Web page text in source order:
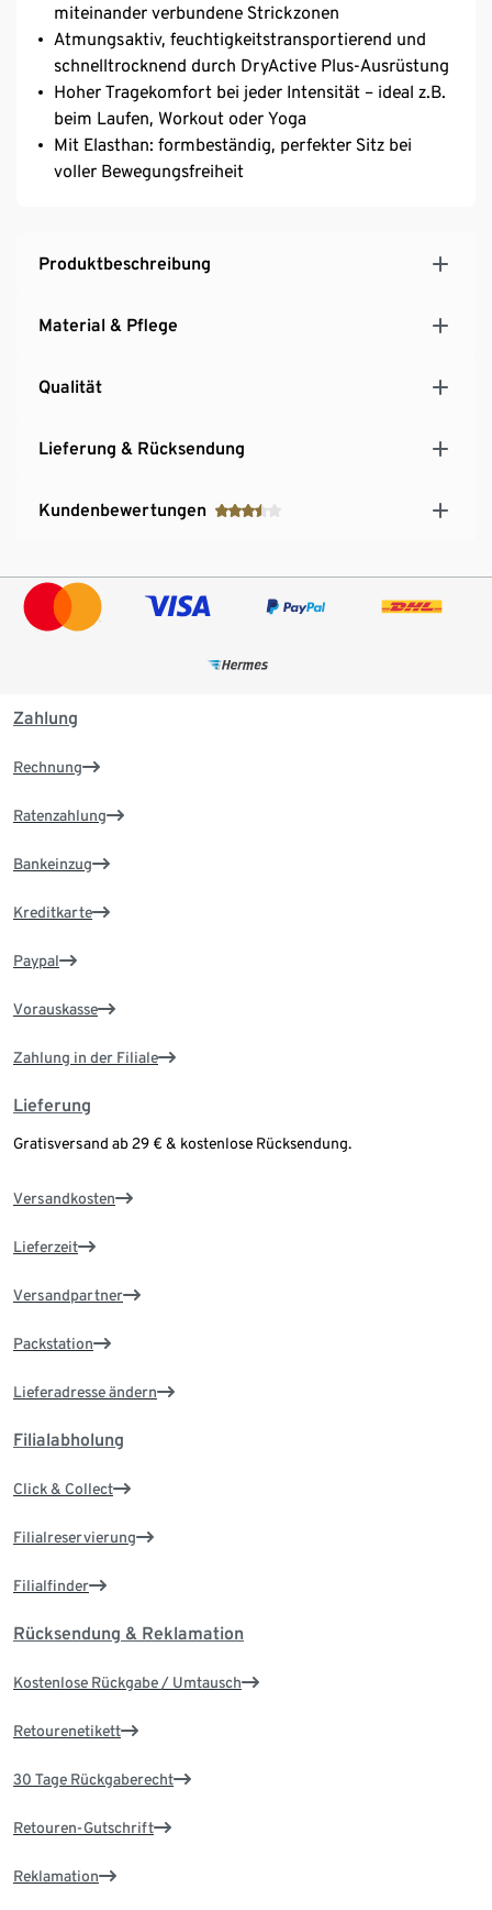
miteinander verbundene Strickzonen
Atmungsaktiv, feuchtigkeitstransportierend und
schnelltrocknend durch DryActive Plus-Ausrüstung
Hoher Tragekomfort bei jeder Intensität – ideal z.B.
beim Laufen, Workout oder Yoga
Mit Elasthan: formbeständig, perfekter Sitz bei
voller Bewegungsfreiheit
Produktbeschreibung
Material & Pflege
Qualität
Lieferung & Rücksendung
Kundenbewertungen
Zahlung
Rechnung
Ratenzahlung
Bankeinzug
Kreditkarte
Paypal
Vorauskasse
Zahlung in der Filiale
Lieferung
Gratisversand ab 29 € & kostenlose Rücksendung.
Versandkosten
Lieferzeit
Versandpartner
Packstation
Lieferadresse ändern
Filialabholung
Click & Collect
Filialreservierung
Filialfinder
Rücksendung & Reklamation
Kostenlose Rückgabe / Umtausch
Retourenetikett
30 Tage Rückgaberecht
Retouren-Gutschrift
Reklamation